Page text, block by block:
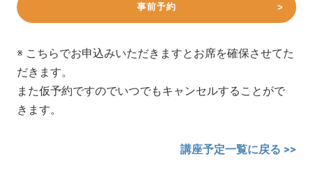
事前予約
※ こちらでお申込みいただきますとお席を確保させてた
だきます。
また仮予約ですのでいつでもキャンセルすることがで
きます。
講座予定一覧に戻る >>